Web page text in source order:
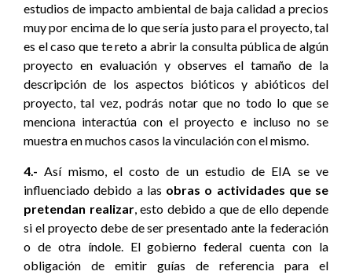
estudios de impacto ambiental de baja calidad a precios
muy por encima de lo que sería justo para el proyecto, tal
es el caso que te reto a abrir la consulta pública de algún
proyecto en evaluación y observes el tamaño de la
descripción de los aspectos bióticos y abióticos del
proyecto, tal vez, podrás notar que no todo lo que se
menciona interactúa con el proyecto e incluso no se
muestra en muchos casos la vinculación con el mismo.
4.- Así mismo, el costo de un estudio de EIA se ve
influenciado debido a las obras o actividades que se
pretendan realizar, esto debido a que de ello depende
si el proyecto debe de ser presentado ante la federación
o de otra índole. El gobierno federal cuenta con la
obligación de emitir guías de referencia para el